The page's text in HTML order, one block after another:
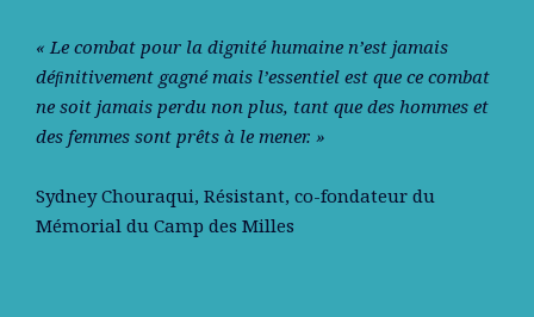
« Le combat pour la dignité humaine n’est jamais
déﬁnitivement gagné mais l’essentiel est que ce combat
ne soit jamais perdu non plus, tant que des hommes et
des femmes sont prêts à le mener. »
Sydney Chouraqui, Résistant, co-fondateur du
Mémorial du Camp des Milles